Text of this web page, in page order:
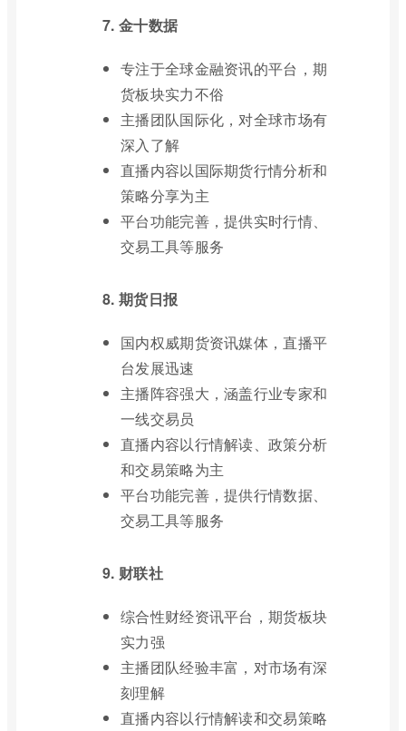
7. 金十数据
专注于全球金融资讯的平台，期
货板块实力不俗
主播团队国际化，对全球市场有
深入了解
直播内容以国际期货行情分析和
策略分享为主
平台功能完善，提供实时行情、
交易工具等服务
8. 期货日报
国内权威期货资讯媒体，直播平
台发展迅速
主播阵容强大，涵盖行业专家和
一线交易员
直播内容以行情解读、政策分析
和交易策略为主
平台功能完善，提供行情数据、
交易工具等服务
9. 财联社
综合性财经资讯平台，期货板块
实力强
主播团队经验丰富，对市场有深
刻理解
直播内容以行情解读和交易策略